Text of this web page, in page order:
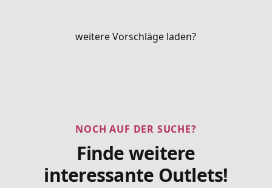
weitere Vorschläge laden?
NOCH AUF DER SUCHE?
Finde weitere
interessante Outlets!